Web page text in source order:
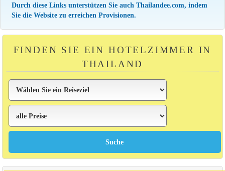
Durch diese Links unterstützen Sie auch Thailandee.com, indem
Sie die Website zu erreichen Provisionen.
FINDEN SIE EIN HOTELZIMMER IN
THAILAND